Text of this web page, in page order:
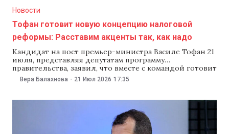
Новости
Тофан готовит новую концепцию налоговой
реформы: Расставим акценты так, как надо
Кандидат на пост премьер-министра Василе Тофан 21
июля, представляя депутатам программу
правительства, заявил, что вместе с командой готовит
новую концепцию налоговой реформы. Тофан
признал, что первая инициатива оказалась неудачной
Тофан подчеркнул, что налоги — это один из самых
сложных вопросов, который предостоит решить
Вера Балахнова - 21 Июл 2026 17:35